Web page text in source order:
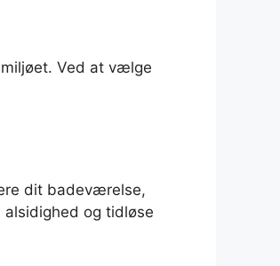
Ved at vælge
dit badeværelse,
og tidløse